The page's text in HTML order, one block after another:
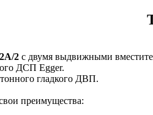
2 с двумя выдвижными
ДСП Egger.
гладкого ДВП.
преимущества: